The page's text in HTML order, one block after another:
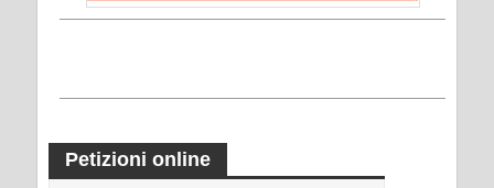
Petizioni online